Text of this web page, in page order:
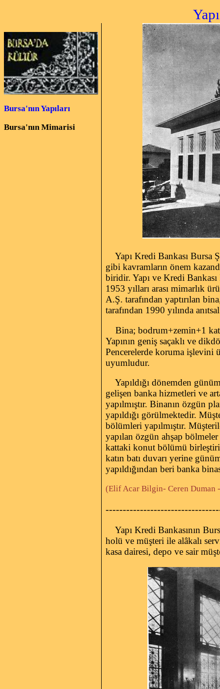
Bursa'nın Yapıları
Bursa'nın Mimarisi
Yapı Kredi Bankası Bursa
gibi kavramların önem
biridir. Yapı ve Kredi
1953 yılları arası mimarlık
A.Ş. tarafından yaptırılan
tarafından 1990 yılında
Bina; bodrum+zemin+1 kat
Yapının geniş saçaklı ve
Pencerelerde koruma işlevini
uyumludur.
Yapıldığı dönemden
gelişen banka hizmetleri ve
yapılmıştır. Binanın özgün
yapıldığı görülmektedir.
bölümleri yapılmıştır.
yapılan özgün ahşap
kattaki konut bölümü
katın batı duvarı yerine
yapıldığından beri banka
(Elif Acar Bilgin- Ceren Duman
Yapı Kredi Bankasının
holü ve müşteri ile alâkalı
kasa dairesi, depo ve sair